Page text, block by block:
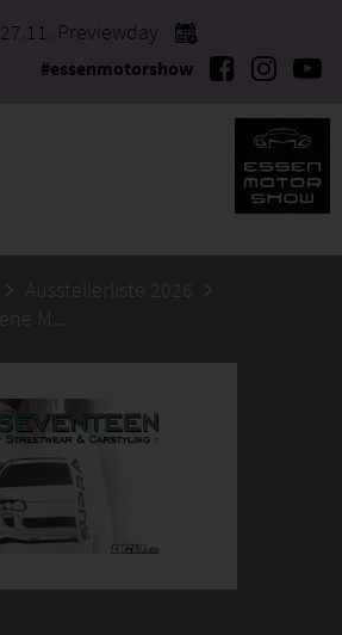
Previewday
#essenmotorshow
Ausstellerliste 2026
DC Seventeen Marlene Meyer